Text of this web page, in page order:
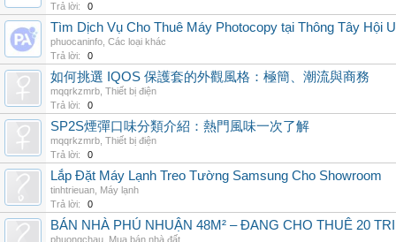
Trả lời:
0
Tìm Dịch Vụ Cho Thuê Máy Photocopy tại Thông Tây Hội
phuocaninfo Các loại khác
Trả lời:
0
如何挑選 IQOS 保護套的外觀風格：極簡、潮流與商務
mqqrkzmrb Thiết bị điện
Trả lời:
0
SP2S煙彈口味分類介紹：熱門風味一次了解
mqqrkzmrb Thiết bị điện
Trả lời:
0
Lắp Đặt Máy Lạnh Treo Tường Samsung Cho Showroom
tinhtrieuan Máy lạnh
Trả lời:
0
BÁN NHÀ PHÚ NHUẬN 48M² – ĐANG CHO THUÊ 20
phuongchau Mua bán nhà đất